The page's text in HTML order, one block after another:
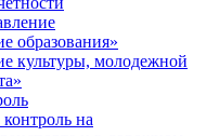
образования»
культуры, молодежной
на